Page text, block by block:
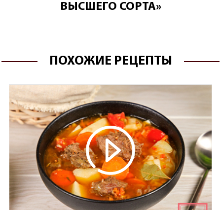
ВЫСШЕГО СОРТА»
ПОХОЖИЕ РЕЦЕПТЫ